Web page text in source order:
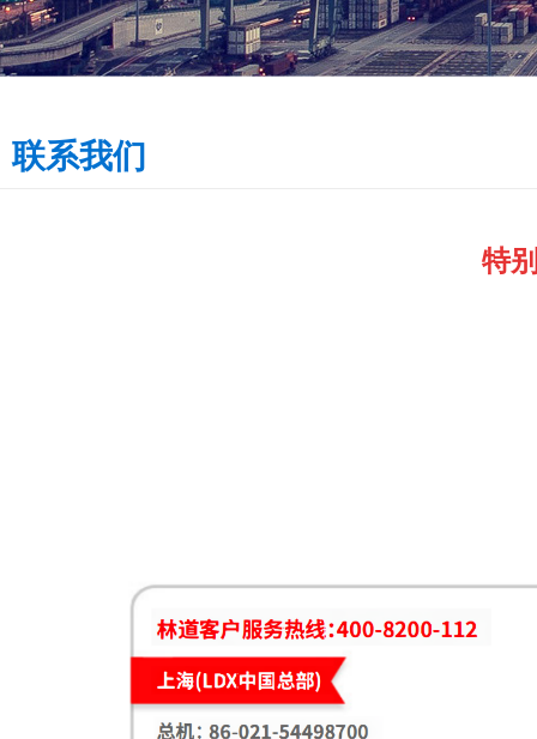
联系我们
特